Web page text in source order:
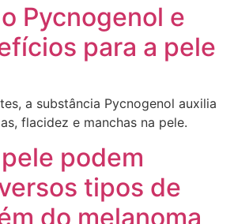
Pycnogenol e
para a pele
a substância Pycnogenol auxilia
flacidez e manchas na pele.
podem
tipos de
do melanoma